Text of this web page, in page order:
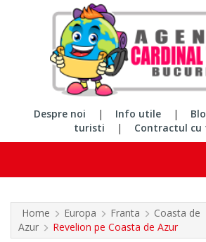
Despre noi | Info utile |
turisti
| Contractul
Home Europa Franta
Coasta de
Azur
Revelion pe Coasta de Azur